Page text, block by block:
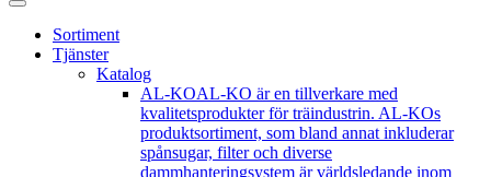
Sortiment
Tjänster
Katalog
AL-KOAL-KO är en tillverkare med
kvalitetsprodukter för träindustrin. AL-KOs
produktsortiment, som bland annat inkluderar
spånsugar, filter och diverse
dammhanteringsystem är världsledande inom